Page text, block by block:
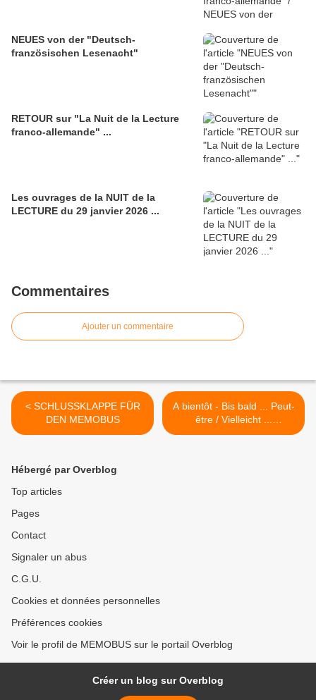
NEUES von der "Deutsch-
französischen Lesenacht"
RETOUR sur "La Nuit de la Lecture
franco-allemande" ...
Les ouvrages de la NUIT de la
LECTURE du 29 janvier 2026 ...
Commentaires
Ajouter un commentaire
< SCHLUSSKLAPPE FÜR
DEN MEMOBUS
A bientôt - Bis bald ... Peut-
être / Vielleicht ...
MEMOBUS 2 ? >
Hébergé par Overblog
Top articles
Pages
Contact
Signaler un abus
C.G.U.
Cookies et données personnelles
Préférences cookies
Voir le profil de MEMOBUS sur le portail Overblog
Créer un blog sur Overblog